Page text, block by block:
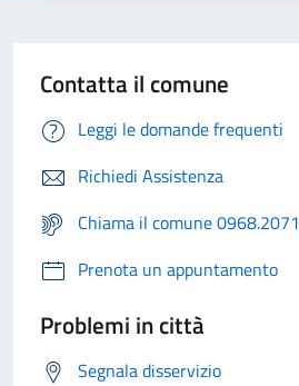
Contatta il comune
Leggi le domande frequenti
Richiedi Assistenza
Chiama il comune 0968.2071
Prenota un appuntamento
Problemi in città
Segnala disservizio